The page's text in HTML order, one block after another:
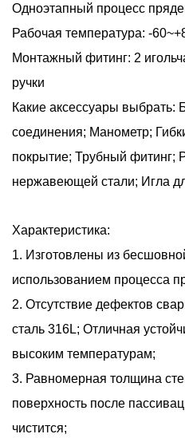
Одноэтапный процесс
Рабочая температура: -
Монтажный фитинг: 2
ручки
Какие аксессуары
соединения; Манометр;
покрытие; Трубный фитинг;
нержавеющей стали; Игла
Характеристика:
1. Изготовлены из
использованием процесса
2. Отсутствие дефектов
сталь 316L; Отличная
высоким температурам;
3. Равномерная толщина
поверхность после
чистится;